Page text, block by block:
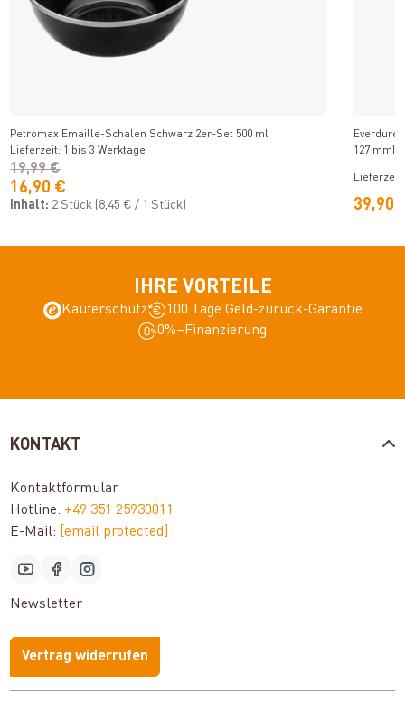
Petromax Emaille-Schalen Schwarz 2er-Set 500 ml
Lieferzeit: 1 bis 3 Werktage
16,90 €
19,99 €
Inhalt: 2 Stück (8,45 € / 1 Stück)
Everdure
127 mm)
39,90
IHRE VORTEILE
Käuferschutz
100 Tage Geld-zurück-Garantie
0%–Finanzierung
KONTAKT
Kontaktformular
Hotline: +49 351 25930011
E-Mail: [email protected]
Newsletter
Vertrag widerrufen